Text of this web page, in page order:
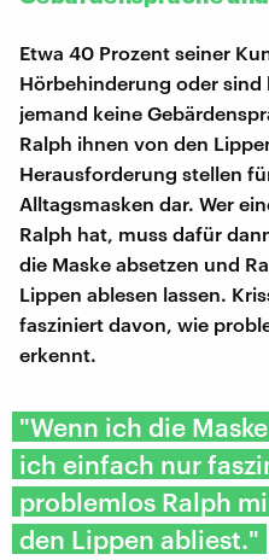
Etwa 40 Prozent seiner
Hörbehinderung oder
jemand keine
Ralph ihnen von den
Herausforderung stellen
Alltagsmasken dar. Wer
Ralph hat, muss dafür
die Maske absetzen und
Lippen ablesen lassen.
fasziniert davon, wie
erkennt.
"Wenn ich die
ich einfach nur
problemlos Ralph
den Lippen abliest."